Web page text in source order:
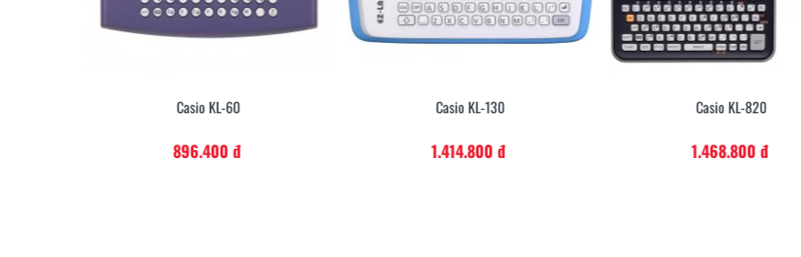
Casio KL-130
1.414.800 đ
Casio KL-820
1.468.800 đ
Casio KL-HD1
1.620.000 đ